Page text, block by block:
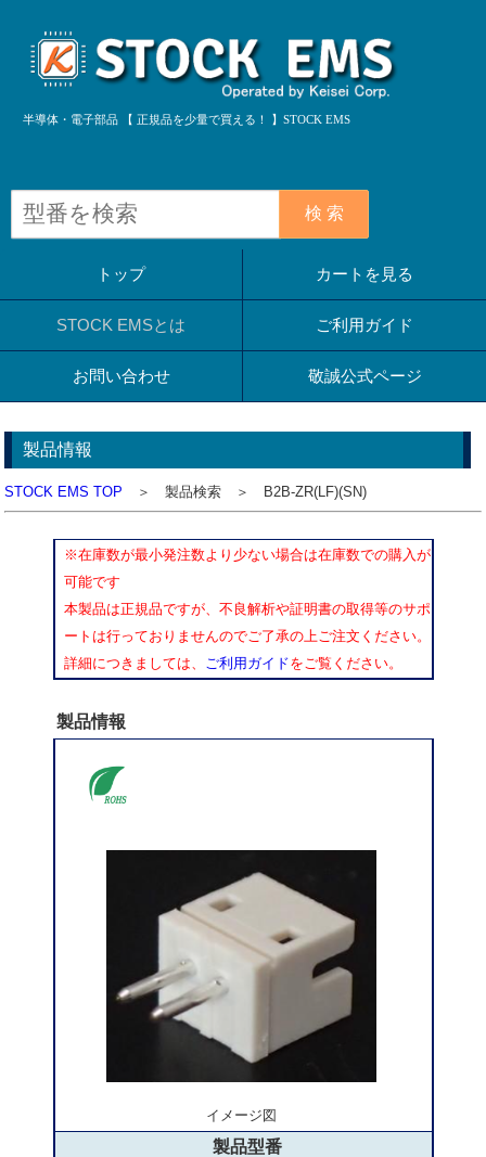
半導体・電子部品 【 正規品を少量で買える！ 】STOCK EMS
検 索
トップ カートを見る
STOCK EMSとは ご利用ガイド
お問い合わせ 敬誠公式ページ
製品情報
STOCK EMS TOP ＞ 製品検索 ＞ B2B-ZR(LF)(SN)
※在庫数が最小発注数より少ない場合は在庫数での購入が
可能です
本製品は正規品ですが、不良解析や証明書の取得等のサポ
ートは行っておりませんのでご了承の上ご注文ください。
詳細につきましては、
ご利用ガイドをご覧ください。
製品情報
イメージ図
製品型番